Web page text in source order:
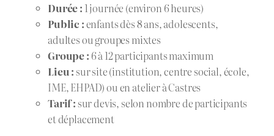
Durée : 1 journée (environ 6 heures)
Public :enfants dès 8 ans, adolescents,
adultes ou groupes mixtes
Groupe : 6 à 12 participants maximum
Lieu :sur site (institution, centre social, école,
IME, EHPAD) ou en atelier à Castres
Tarif :sur devis, selon nombre de participants
et déplacement